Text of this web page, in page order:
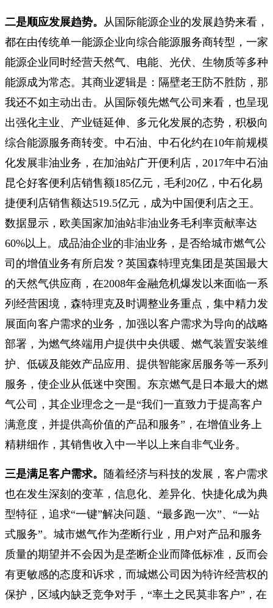
二是顺应发展趋势。 从国际能源企业的发展趋势来看，
都在由传统单一能源企业向综合能源服务商转型，一家
能源企业同时经营天然气、电能、光伏、生物质等多种
能源成为常态。其商业逻辑是：隔壁老王防不胜防，那
我还不如主动出击。从国际领先燃气公司来看，也呈现
出强化主业、产业链延伸、多元化发展的态势，积极向
综合能源服务商转变。中石油、中石化约在10年前规模
化发展非油业务，在加油站广开便利店，2017年中石油
昆仑好客便利店销售额185亿元，毛利20亿，中石化易
捷便利店销售额达519.5亿元，成为中国便利店之王。
数据显示，欧美国家加油站非油业务毛利率贡献率达
60%以上。成品油企业的非油业务，是否给城市燃气公
司的增值业务有所启发？英国森特理克集团是英国最大
的天然气供应商，在2008年金融危机爆发以来面临一系
列经营困境，森特理克及时调整业务重点，集中精力发
展面向客户需求的业务，加强以客户需求为导向的战略
部署，为燃气终端用户提供中央供暖、燃气装置安装维
护、低碳及能效产品应用、提供智能家居服务等一系列
服务，使企业从低迷中突围。东京燃气是日本最大的燃
气公司，其企业理念之一是“我们一直致力于提高客户
满意度，并提供高价值的产品和服务”，在增值业务上
精耕细作，其销售收入中一半以上来自非气业务。
三是满足客户需求。 随着经济与科技的发展，客户需求
也在发生深刻的变革，信息化、差异化、快捷化成为典
型特征，追求“一键”解决问题、“最多跑一次”、“一站
式服务”。城市燃气作为垄断行业，用户对产品和服务
质量的期望并不会因为是垄断企业而降低标准，反而会
有更敏感的态度和诉求，而城燃公司因为特许经营权的
保护，区域内缺乏竞争对手，“率土之民莫非客户”，在